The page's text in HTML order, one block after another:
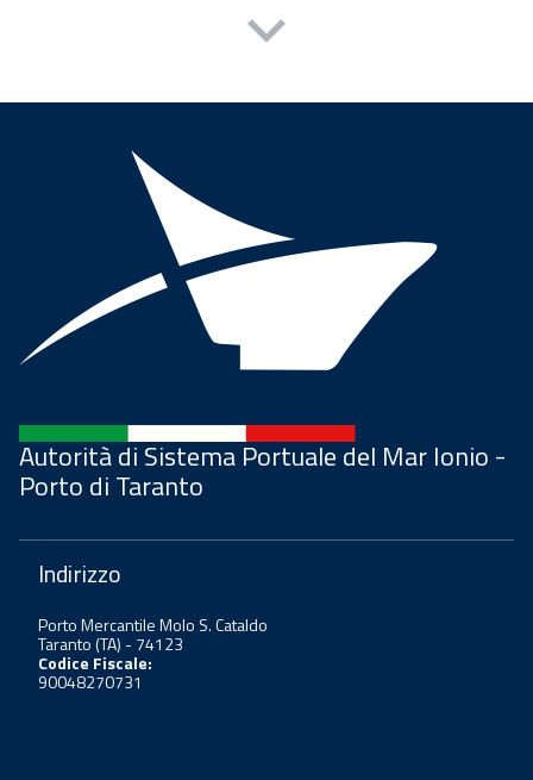
Autorità di Sistema Portuale del Mar Ionio -
Porto di Taranto
Indirizzo
Porto Mercantile Molo S. Cataldo
Taranto (TA) - 74123
Codice Fiscale:
90048270731